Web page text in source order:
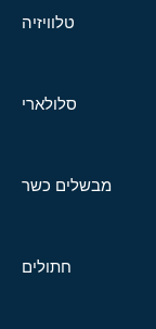
טלוויזיה
סלולארי
מבשלים כשר
חתולים